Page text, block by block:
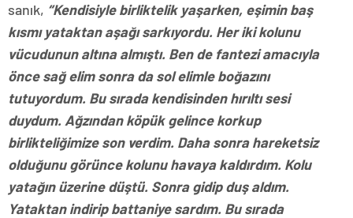
sanık, “Kendisiyle birliktelik yaşarken, eşimin baş
kısmı yataktan aşağı sarkıyordu. Her iki kolunu
vücudunun altına almıştı. Ben de fantezi amacıyla
önce sağ elim sonra da sol elimle boğazını
tutuyordum. Bu sırada kendisinden hırıltı sesi
duydum. Ağzından köpük gelince korkup
birlikteliğimize son verdim. Daha sonra hareketsiz
olduğunu görünce kolunu havaya kaldırdım. Kolu
yatağın üzerine düştü. Sonra gidip duş aldım.
Yataktan indirip battaniye sardım. Bu sırada